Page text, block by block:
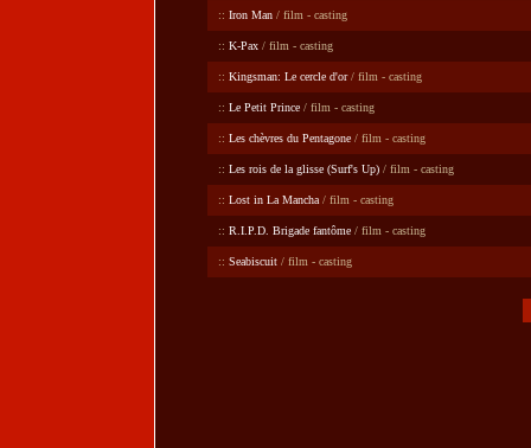
:: Iron Man / film - casting
:: K-Pax / film - casting
:: Kingsman: Le cercle d'or/ film - casting
:: Le Petit Prince / film - casting
:: Les chèvres du Pentagone / film - casting
:: Les rois de la glisse (Surf's Up) / film - casting
:: Lost in La Mancha / film - casting
:: R.I.P.D. Brigade fantôme / film - casting
:: Seabiscuit / film - casting